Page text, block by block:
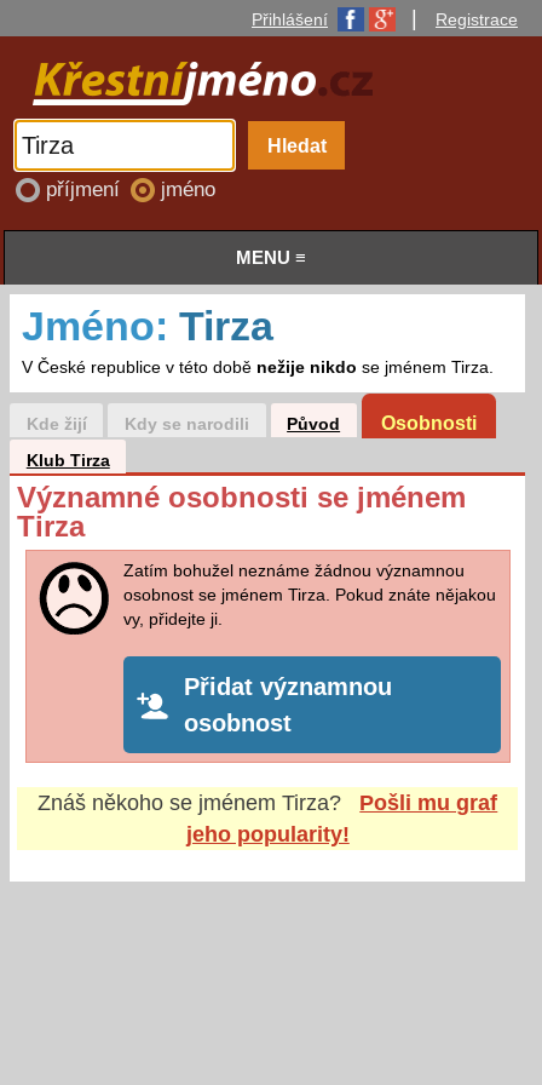
Přihlášení Registrace
příjmení jméno
MENU ≡
Jméno: Tirza
V České republice v této době nežije nikdo se jménem Tirza.
Kde žijí Kdy se narodili Původ Osobnosti
Klub Tirza
Významné osobnosti se jménem
Tirza
Zatím bohužel neznáme žádnou významnou
osobnost se jménem Tirza. Pokud znáte nějakou
vy, přidejte ji.
Přidat významnou
osobnost
Znáš někoho se jménemTirza?
Pošli mu graf
jeho popularity!